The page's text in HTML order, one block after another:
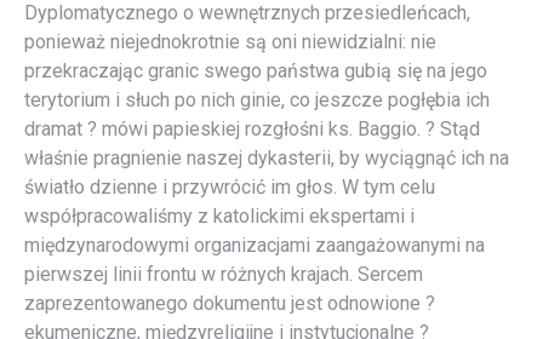
Dyplomatycznego o wewnętrznych przesiedleńcach,
ponieważ niejednokrotnie są oni niewidzialni: nie
przekraczając granic swego państwa gubią się na jego
terytorium i słuch po nich ginie, co jeszcze pogłębia ich
dramat ? mówi papieskiej rozgłośni ks. Baggio. ? Stąd
właśnie pragnienie naszej dykasterii, by wyciągnąć ich na
światło dzienne i przywrócić im głos. W tym celu
współpracowaliśmy z katolickimi ekspertami i
międzynarodowymi organizacjami zaangażowanymi na
pierwszej linii frontu w różnych krajach. Sercem
zaprezentowanego dokumentu jest odnowione ?
ekumeniczne, międzyreligijne i instytucjonalne ?